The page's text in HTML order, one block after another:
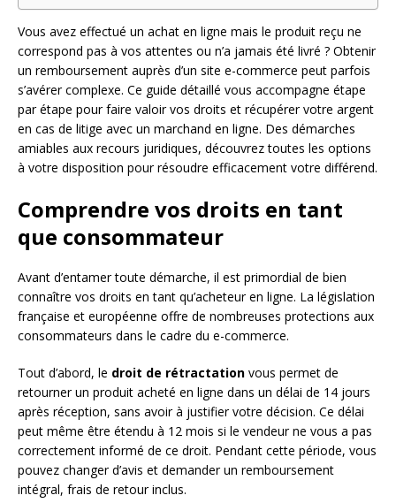
Vous avez effectué un achat en ligne mais le produit reçu ne
correspond pas à vos attentes ou n’a jamais été livré ? Obtenir
un remboursement auprès d’un site e-commerce peut parfois
s’avérer complexe. Ce guide détaillé vous accompagne étape
par étape pour faire valoir vos droits et récupérer votre argent
en cas de litige avec un marchand en ligne. Des démarches
amiables aux recours juridiques, découvrez toutes les options
à votre disposition pour résoudre efficacement votre différend.
Comprendre vos droits en tant
que consommateur
Avant d’entamer toute démarche, il est primordial de bien
connaître vos droits en tant qu’acheteur en ligne. La législation
française et européenne offre de nombreuses protections aux
consommateurs dans le cadre du e-commerce.
Tout d’abord, le droit de rétractation vous permet de
retourner un produit acheté en ligne dans un délai de 14 jours
après réception, sans avoir à justifier votre décision. Ce délai
peut même être étendu à 12 mois si le vendeur ne vous a pas
correctement informé de ce droit. Pendant cette période, vous
pouvez changer d’avis et demander un remboursement
intégral, frais de retour inclus.